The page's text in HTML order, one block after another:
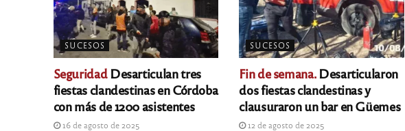
SUCESOS
SeguridadDesarticulan tres
fiestas clandestinas en Córdoba
con más de 1200 asistentes
16 de agosto de 2025
SUCESOS
Fin de semana.Desarticularon
dos fiestas clandestinas y
clausuraron un bar en Güemes
12 de agosto de 2025